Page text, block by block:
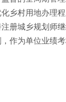
乡村用地办理
册城乡规划师
作为单位业绩